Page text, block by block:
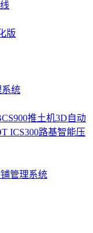
版
系统
推土机3D自动
ICS300路基智能压
铺管理系统